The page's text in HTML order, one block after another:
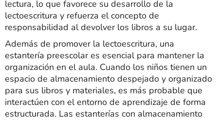
lectura, lo que favorece su desarrollo de la
lectoescritura y refuerza el concepto de
responsabilidad al devolver los libros a su lugar.
Además de promover la lectoescritura, una
estantería preescolar es esencial para mantener la
organización en el aula. Cuando los niños tienen un
espacio de almacenamiento despejado y organizado
para sus libros y materiales, es más probable que
interactúen con el entorno de aprendizaje de forma
estructurada. Las estanterías con almacenamiento